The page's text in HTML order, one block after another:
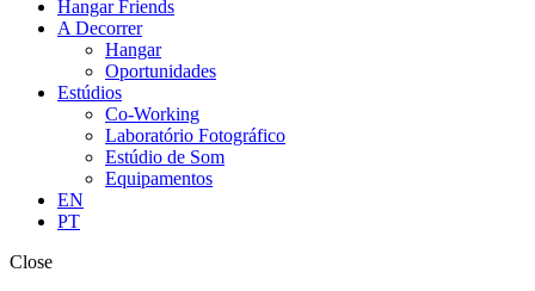
Hangar Friends
A Decorrer
Hangar
Oportunidades
Estúdios
Co-Working
Laboratório Fotográfico
Estúdio de Som
Equipamentos
EN
PT
Close